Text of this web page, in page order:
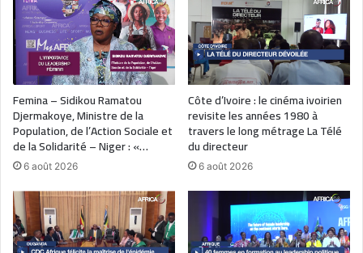
Femina – Sidikou Ramatou
Djermakoye, Ministre de la
Population, de l’Action Sociale et
de la Solidarité – Niger : «…
6 août 2026
Côte d’Ivoire : le cinéma ivoirien
revisite les années 1980 à
travers le long métrage La Télé
du directeur
6 août 2026